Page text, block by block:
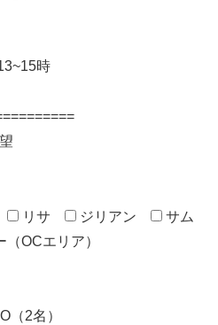
時
リサ ジリアン
サム
（OCエリア）
（2名）